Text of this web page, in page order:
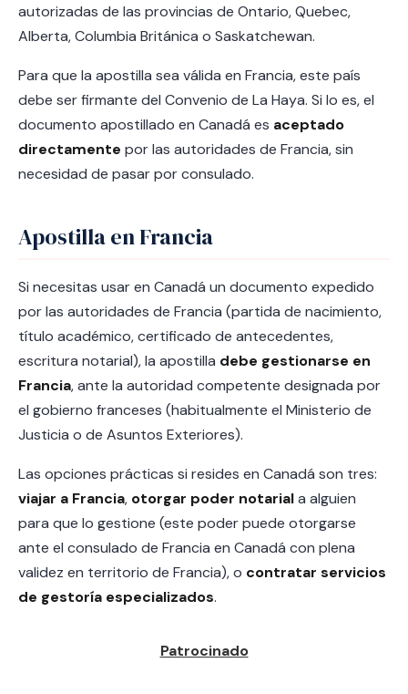
autorizadas de las provincias de Ontario, Quebec,
Alberta, Columbia Británica o Saskatchewan.
Para que la apostilla sea válida en Francia, este país
debe ser firmante del Convenio de La Haya. Si lo es, el
documento apostillado en Canadá es aceptado
directamente por las autoridades de Francia, sin
necesidad de pasar por consulado.
Apostilla en Francia
Si necesitas usar en Canadá un documento expedido
por las autoridades de Francia (partida de nacimiento,
título académico, certificado de antecedentes,
escritura notarial), la apostilla debe gestionarse en
Francia, ante la autoridad competente designada por
el gobierno franceses (habitualmente el Ministerio de
Justicia o de Asuntos Exteriores).
Las opciones prácticas si resides en Canadá son tres:
viajar a Francia, otorgar poder notariala alguien
para que lo gestione (este poder puede otorgarse
ante el consulado de Francia en Canadá con plena
validez en territorio de Francia), o contratar servicios
de gestoría especializados.